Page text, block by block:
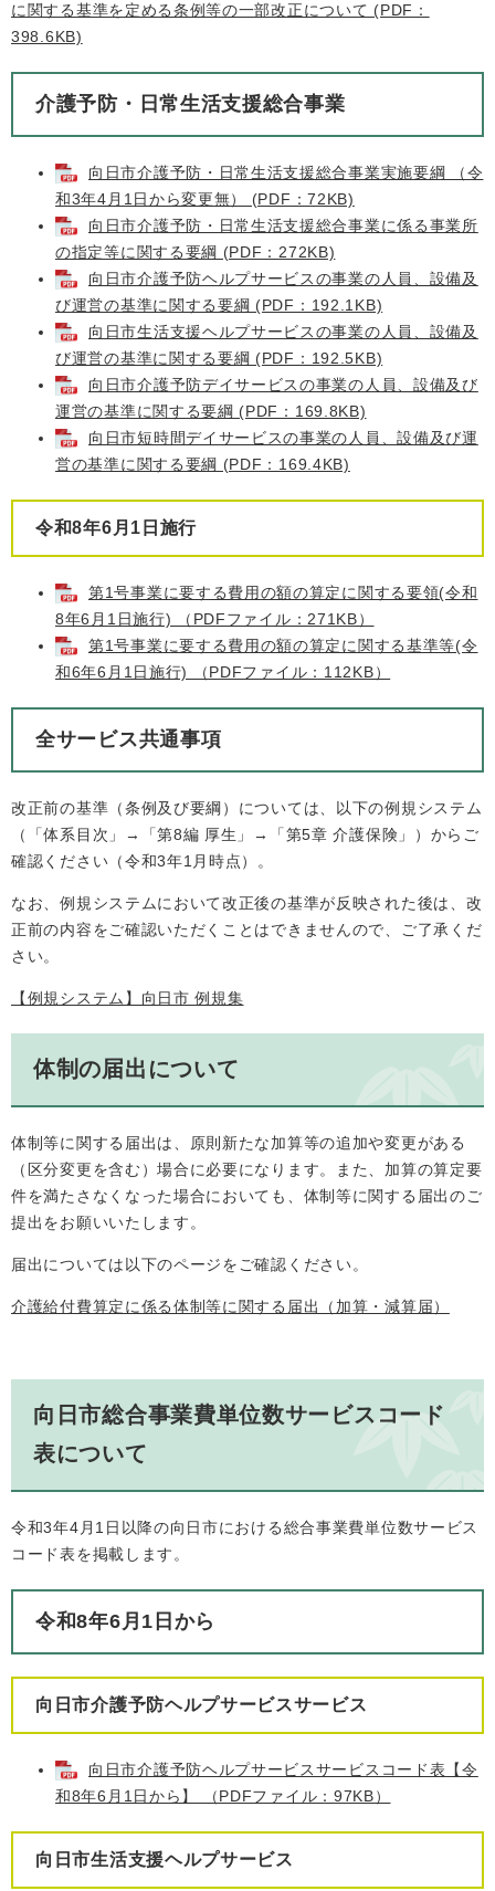
に関する基準を定める条例等の一部改正について (PDF：
398.6KB)
介護予防・日常生活支援総合事業
向日市介護予防・日常生活支援総合事業実施要綱 （令
和3年4月1日から変更無） (PDF：72KB)
向日市介護予防・日常生活支援総合事業に係る事業所
の指定等に関する要綱 (PDF：272KB)
向日市介護予防ヘルプサービスの事業の人員、設備及
び運営の基準に関する要綱 (PDF：192.1KB)
向日市生活支援ヘルプサービスの事業の人員、設備及
び運営の基準に関する要綱 (PDF：192.5KB)
向日市介護予防デイサービスの事業の人員、設備及び
運営の基準に関する要綱 (PDF：169.8KB)
向日市短時間デイサービスの事業の人員、設備及び運
営の基準に関する要綱 (PDF：169.4KB)
令和8年6月1日施行
第1号事業に要する費用の額の算定に関する要領(令和
8年6月1日施行) （PDFファイル：271KB）
第1号事業に要する費用の額の算定に関する基準等(令
和6年6月1日施行) （PDFファイル：112KB）
全サービス共通事項
改正前の基準（条例及び要綱）については、以下の例規システム
（「体系目次」→「第8編 厚生」→「第5章 介護保険」）からご
確認ください（令和3年1月時点）。
なお、例規システムにおいて改正後の基準が反映された後は、改
正前の内容をご確認いただくことはできませんので、ご了承くだ
さい。
【例規システム】向日市 例規集
体制の届出について
体制等に関する届出は、原則新たな加算等の追加や変更がある
（区分変更を含む）場合に必要になります。また、加算の算定要
件を満たさなくなった場合においても、体制等に関する届出のご
提出をお願いいたします。
届出については以下のページをご確認ください。
介護給付費算定に係る体制等に関する届出（加算・減算届）
向日市総合事業費単位数サービスコード
表について
令和3年4月1日以降の向日市における総合事業費単位数サービス
コード表を掲載します。
令和8年6月1日から
向日市介護予防ヘルプサービスサービス
向日市介護予防ヘルプサービスサービスコード表【令
和8年6月1日から】 （PDFファイル：97KB）
向日市生活支援ヘルプサービス